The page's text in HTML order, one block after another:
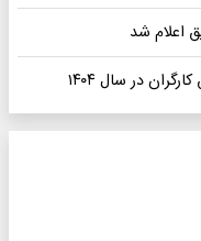
در سال ۱۴۰۴